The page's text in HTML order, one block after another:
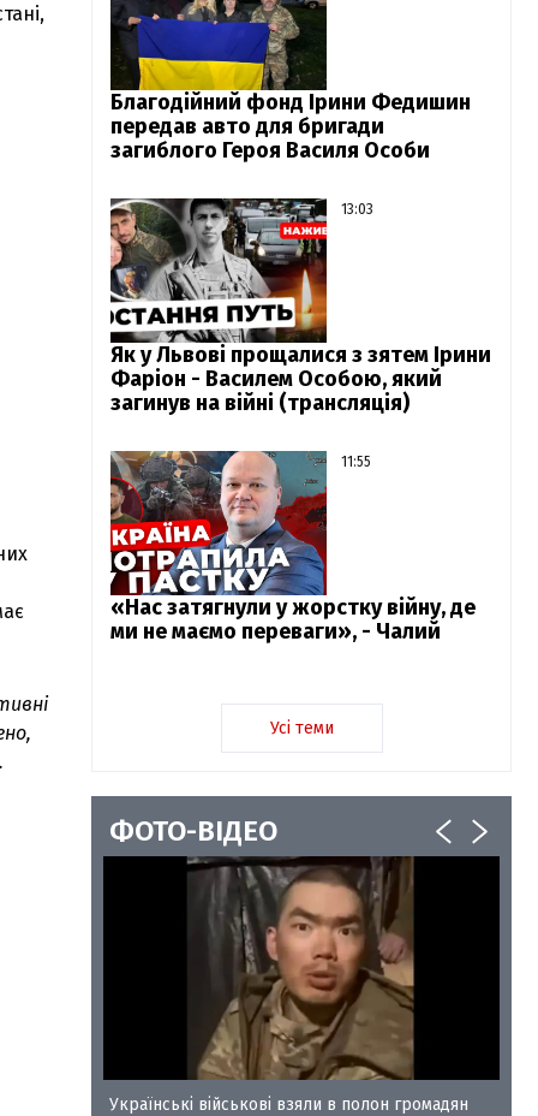
Благодійний фонд Ірини Федишин
передав авто для бригади
загиблого Героя Василя Особи
13:03
Як у Львові прощалися з зятем Ірини
Фаріон - Василем Особою, який
загинув на війні (трансляція)
11:55
«Нас затягнули у жорстку війну, де
ми не маємо переваги», - Чалий
Усі теми
ФОТО-ВІДЕО
35
Українські військові взяли в полон громадян